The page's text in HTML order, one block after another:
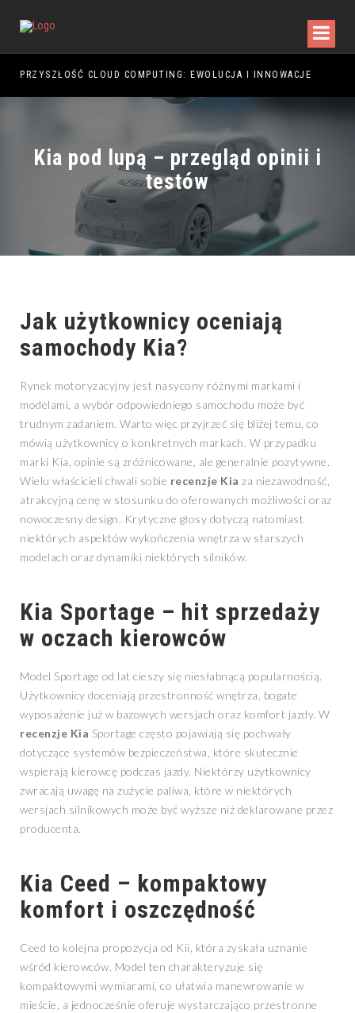
PRZYSZŁOŚĆ CLOUD COMPUTING: EWOLUCJA I INNOWACJE
Kia pod lupą – przegląd opinii i
testów
Jak użytkownicy oceniają
samochody Kia?
Rynek motoryzacyjny jest nasycony różnymi markami i
modelami, a wybór odpowiedniego samochodu może być
trudnym zadaniem. Warto więc przyjrzeć się bliżej temu, co
mówią użytkownicy o konkretnych markach. W przypadku
marki Kia, opinie są zróżnicowane, ale generalnie pozytywne.
Wielu właścicieli chwali sobie recenzje Kia za niezawodność,
atrakcyjną cenę w stosunku do oferowanych możliwości oraz
nowoczesny design. Krytyczne głosy dotyczą natomiast
niektórych aspektów wykończenia wnętrza w starszych
modelach oraz dynamiki niektórych silników.
Kia Sportage – hit sprzedaży
w oczach kierowców
Model Sportage od lat cieszy się niesłabnącą popularnością.
Użytkownicy doceniają przestronność wnętrza, bogate
wyposażenie już w bazowych wersjach oraz komfort jazdy. W
recenzje Kia Sportage często pojawiają się pochwały
dotyczące systemów bezpieczeństwa, które skutecznie
wspierają kierowcę podczas jazdy. Niektórzy użytkownicy
zwracają uwagę na zużycie paliwa, które w niektórych
wersjach silnikowych może być wyższe niż deklarowane przez
producenta.
Kia Ceed – kompaktowy
komfort i oszczędność
Ceed to kolejna propozycja od Kii, która zyskała uznanie
wśród kierowców. Model ten charakteryzuje się
kompaktowymi wymiarami, co ułatwia manewrowanie w
mieście, a jednocześnie oferuje wystarczająco przestronne